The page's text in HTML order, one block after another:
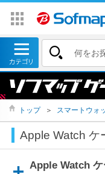
トップ ＞ スマートウォ
Apple Watch ケ
Apple Watch